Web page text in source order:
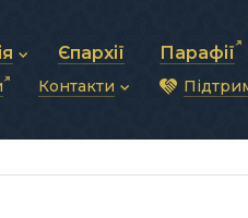
рада
та комунікації
Єпархії Парафії
Контакти
Синоди Єпископів